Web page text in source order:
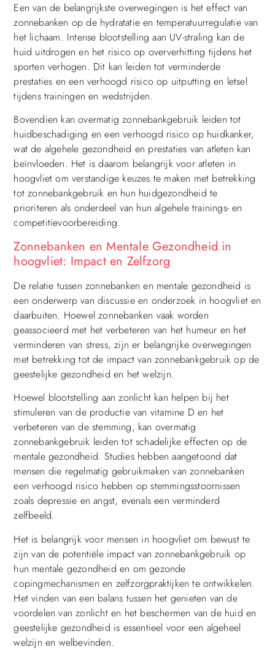
Een van de belangrijkste overwegingen is het effect van
zonnebanken op de hydratatie en temperatuurregulatie van
het lichaam. Intense blootstelling aan UV-straling kan de
huid uitdrogen en het risico op oververhitting tijdens het
sporten verhogen. Dit kan leiden tot verminderde
prestaties en een verhoogd risico op uitputting en letsel
tijdens trainingen en wedstrijden.
Bovendien kan overmatig zonnebankgebruik leiden tot
huidbeschadiging en een verhoogd risico op huidkanker,
wat de algehele gezondheid en prestaties van atleten kan
beïnvloeden. Het is daarom belangrijk voor atleten in
hoogvliet om verstandige keuzes te maken met betrekking
tot zonnebankgebruik en hun huidgezondheid te
prioriteren als onderdeel van hun algehele trainings- en
competitievoorbereiding.
Zonnebanken en Mentale Gezondheid in
hoogvliet: Impact en Zelfzorg
De relatie tussen zonnebanken en mentale gezondheid is
een onderwerp van discussie en onderzoek in hoogvliet en
daarbuiten. Hoewel zonnebanken vaak worden
geassocieerd met het verbeteren van het humeur en het
verminderen van stress, zijn er belangrijke overwegingen
met betrekking tot de impact van zonnebankgebruik op de
geestelijke gezondheid en het welzijn.
Hoewel blootstelling aan zonlicht kan helpen bij het
stimuleren van de productie van vitamine D en het
verbeteren van de stemming, kan overmatig
zonnebankgebruik leiden tot schadelijke effecten op de
mentale gezondheid. Studies hebben aangetoond dat
mensen die regelmatig gebruikmaken van zonnebanken
een verhoogd risico hebben op stemmingsstoornissen
zoals depressie en angst, evenals een verminderd
zelfbeeld.
Het is belangrijk voor mensen in hoogvliet om bewust te
zijn van de potentiële impact van zonnebankgebruik op
hun mentale gezondheid en om gezonde
copingmechanismen en zelfzorgpraktijken te ontwikkelen.
Het vinden van een balans tussen het genieten van de
voordelen van zonlicht en het beschermen van de huid en
geestelijke gezondheid is essentieel voor een algeheel
welzijn en welbevinden.